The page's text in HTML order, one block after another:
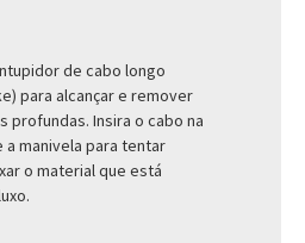
de cabo longo
para alcançar e remover
profundas. Insira o cabo na
a manivela para tentar
o material que está